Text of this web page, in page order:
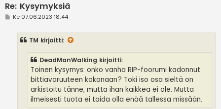
Re: Kysymyksiä
VKe 07.06.2023 18:44
TM kirjoitti:
DeadManWalking kirjoitti:
Toinen kysymys: onko vanha RIP-foorumi kadonnut
bittiavaruuteen kokonaan? Toki iso osa sieltä on
arkistoitu tänne, mutta ihan kaikkea ei ole. Mutta
ilmeisesti tuota ei taida olla enää tallessa missään.